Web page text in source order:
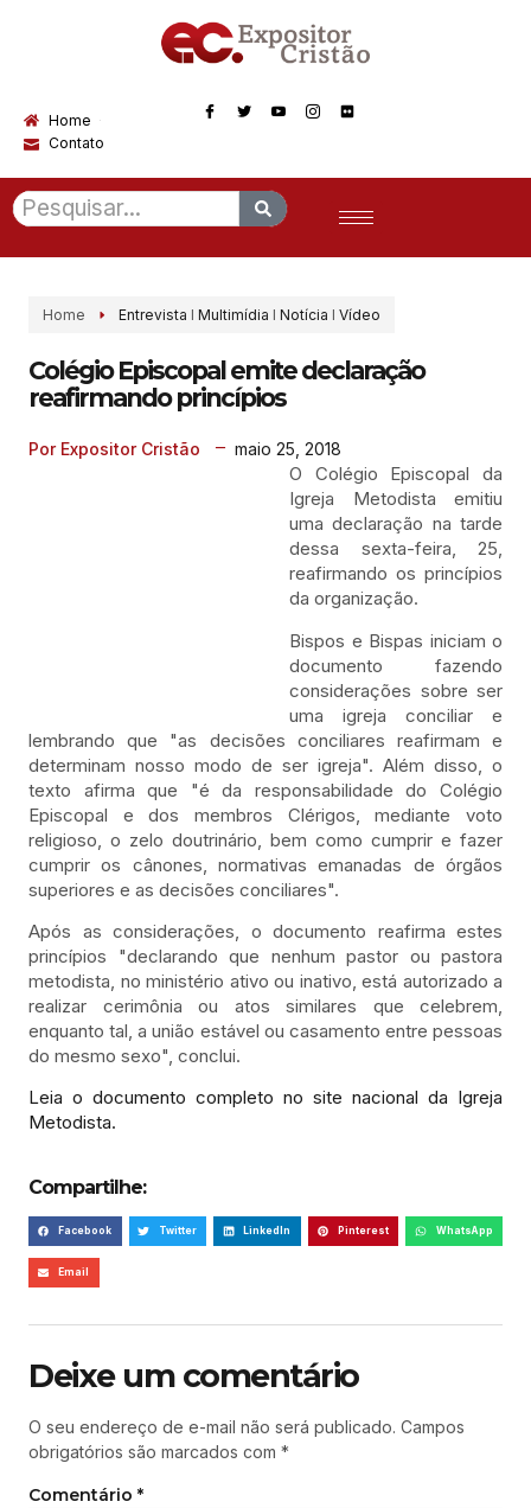
Home
Contato
Home Entrevista I Multimídia I Notícia I Vídeo
Colégio Episcopal emite declaração
reafirmando princípios
Por Expositor Cristão maio 25, 2018
O Colégio Episcopal da
Igreja Metodista emitiu
uma declaração na tarde
dessa sexta-feira, 25,
reafirmando os princípios
da organização.
Bispos e Bispas iniciam o
documento fazendo
considerações sobre ser
uma igreja conciliar e
lembrando que "as decisões conciliares reafirmam e
determinam nosso modo de ser igreja". Além disso, o
texto afirma que "é da responsabilidade do Colégio
Episcopal e dos membros Clérigos, mediante voto
religioso, o zelo doutrinário, bem como cumprir e fazer
cumprir os cânones, normativas emanadas de órgãos
superiores e as decisões conciliares".
Após as considerações, o documento reafirma estes
princípios "declarando que nenhum pastor ou pastora
metodista, no ministério ativo ou inativo, está autorizado a
realizar cerimônia ou atos similares que celebrem,
enquanto tal, a união estável ou casamento entre pessoas
do mesmo sexo", conclui.
Leia o documento completo no site nacional da Igreja
Metodista.
Compartilhe:
Facebook Twitter LinkedIn Pinterest WhatsApp
Email
Deixe um comentário
O seu endereço de e-mail não será publicado. Campos
obrigatórios são marcados com *
Comentário *